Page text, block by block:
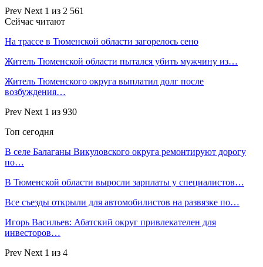
Prev Next 1 из 2 561
Сейчас читают
На трассе в Тюменской области загорелось сено
Житель Тюменской области пытался убить мужчину из…
Житель Тюменского округа выплатил долг после
возбуждения…
Prev Next 1 из 930
Топ сегодня
В селе Балаганы Викуловского округа ремонтируют дорогу
по…
В Тюменской области выросли зарплаты у специалистов…
Все съезды открыли для автомобилистов на развязке по…
Игорь Васильев: Абатский округ привлекателен для
инвесторов…
Prev Next 1 из 4